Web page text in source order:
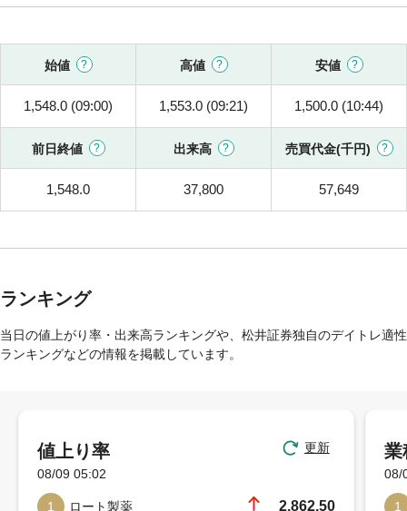
始値 高値 安値
1,548.0 (09:00) 1,553.0 (09:21) 1,500.0 (10:44)
前日終値 出来高 売買代金(千円)
1,548.0 37,800 57,649
ランキング
当日の値上がり率・出来高ランキングや、松井証券独自のデイトレ適性
ランキングなどの情報を掲載しています。